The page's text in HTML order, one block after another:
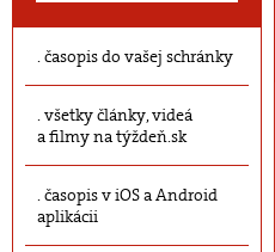
časopis do vašej schránky
všetky články, videá
a filmy na týždeň.sk
časopis v iOS a Android
aplikácii